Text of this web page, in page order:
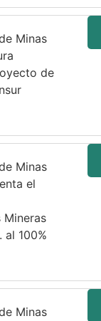
Minas
de
Minas
el
Mineras
al 100%
Minas